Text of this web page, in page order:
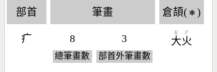
部首
疒
筆畫
8
總筆畫數
3
部首外筆畫數
倉頡( ✱ )
大
K
火
F